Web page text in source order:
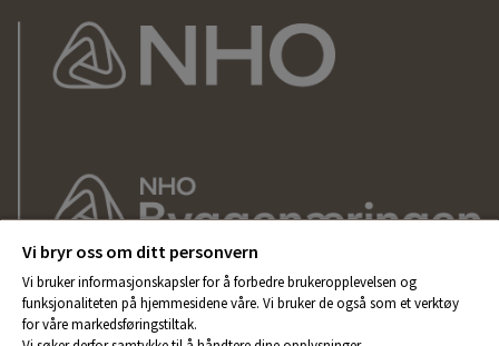
Vi bryr oss om ditt personvern
Vi bruker informasjonskapsler for å forbedre brukeropplevelsen og
funksjonaliteten på hjemmesidene våre. Vi bruker de også som et verktøy
for våre markedsføringstiltak.